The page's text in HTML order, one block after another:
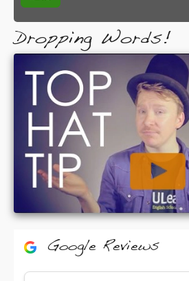
Dropping Words!
Google Reviews